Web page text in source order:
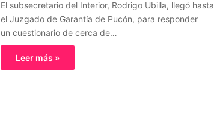
El subsecretario del Interior, Rodrigo Ubilla, llegó hasta
el Juzgado de Garantía de Pucón, para responder
un cuestionario de cerca de…
Leer más »